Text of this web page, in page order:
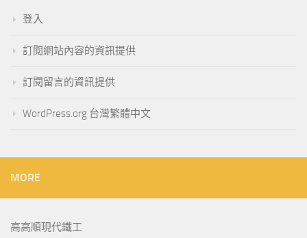
登入
訂閱網站內容的資訊提供
訂閱留言的資訊提供
WordPress.org 台灣繁體中文
MORE
高高順現代鐵工